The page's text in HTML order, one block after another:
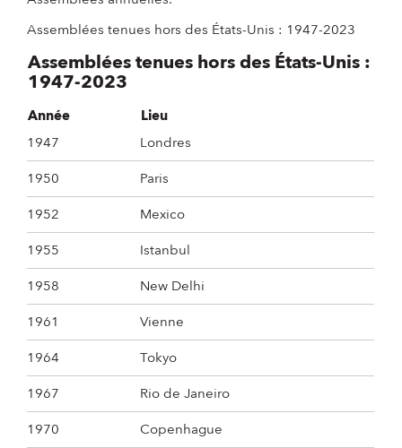
Assemblées tenues hors des États-Unis : 1947-2023
Assemblées tenues hors des États-Unis :
1947-2023
Année
Lieu
1947
Londres
1950
Paris
1952
Mexico
1955
Istanbul
1958
New Delhi
1961
Vienne
1964
Tokyo
1967
Rio de Janeiro
1970
Copenhague